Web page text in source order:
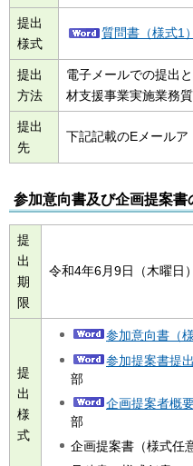
提出
様式
質問書（様式1
提出
方法
電子メールでの提出
材支援事業実施業務
提出
先
下記記載のEメールア
参加意向書及び企画提案書
提
出
期
限
令和4年6月9日（木曜日
提
出
様
式
参加意向書（
参加提案書提
部
企画提案者概
部
企画提案書（様式任